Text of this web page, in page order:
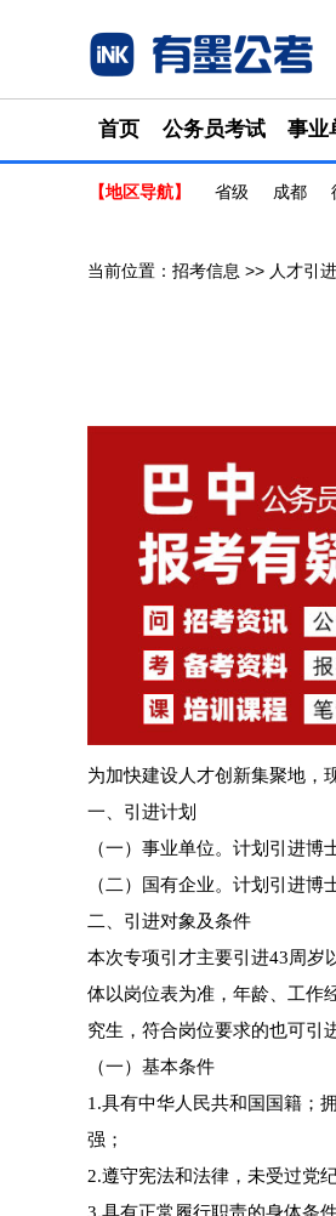
首页 公务员考试 事业
【地区导航】 省级 成都
当前位置： 招考信息 >> 人才引进
为加快建设人才创新集聚地，
一、引进计划
（一）事业单位。计划引进博
（二）国有企业。计划引进博
二、引进对象及条件
本次专项引才主要引进43周岁
体以岗位表为准，年龄、工作
究生，符合岗位要求的也可引
（一）基本条件
1.具有中华人民共和国国籍；
强；
2.遵守宪法和法律，未受过党
3.具有正常履行职责的身体条